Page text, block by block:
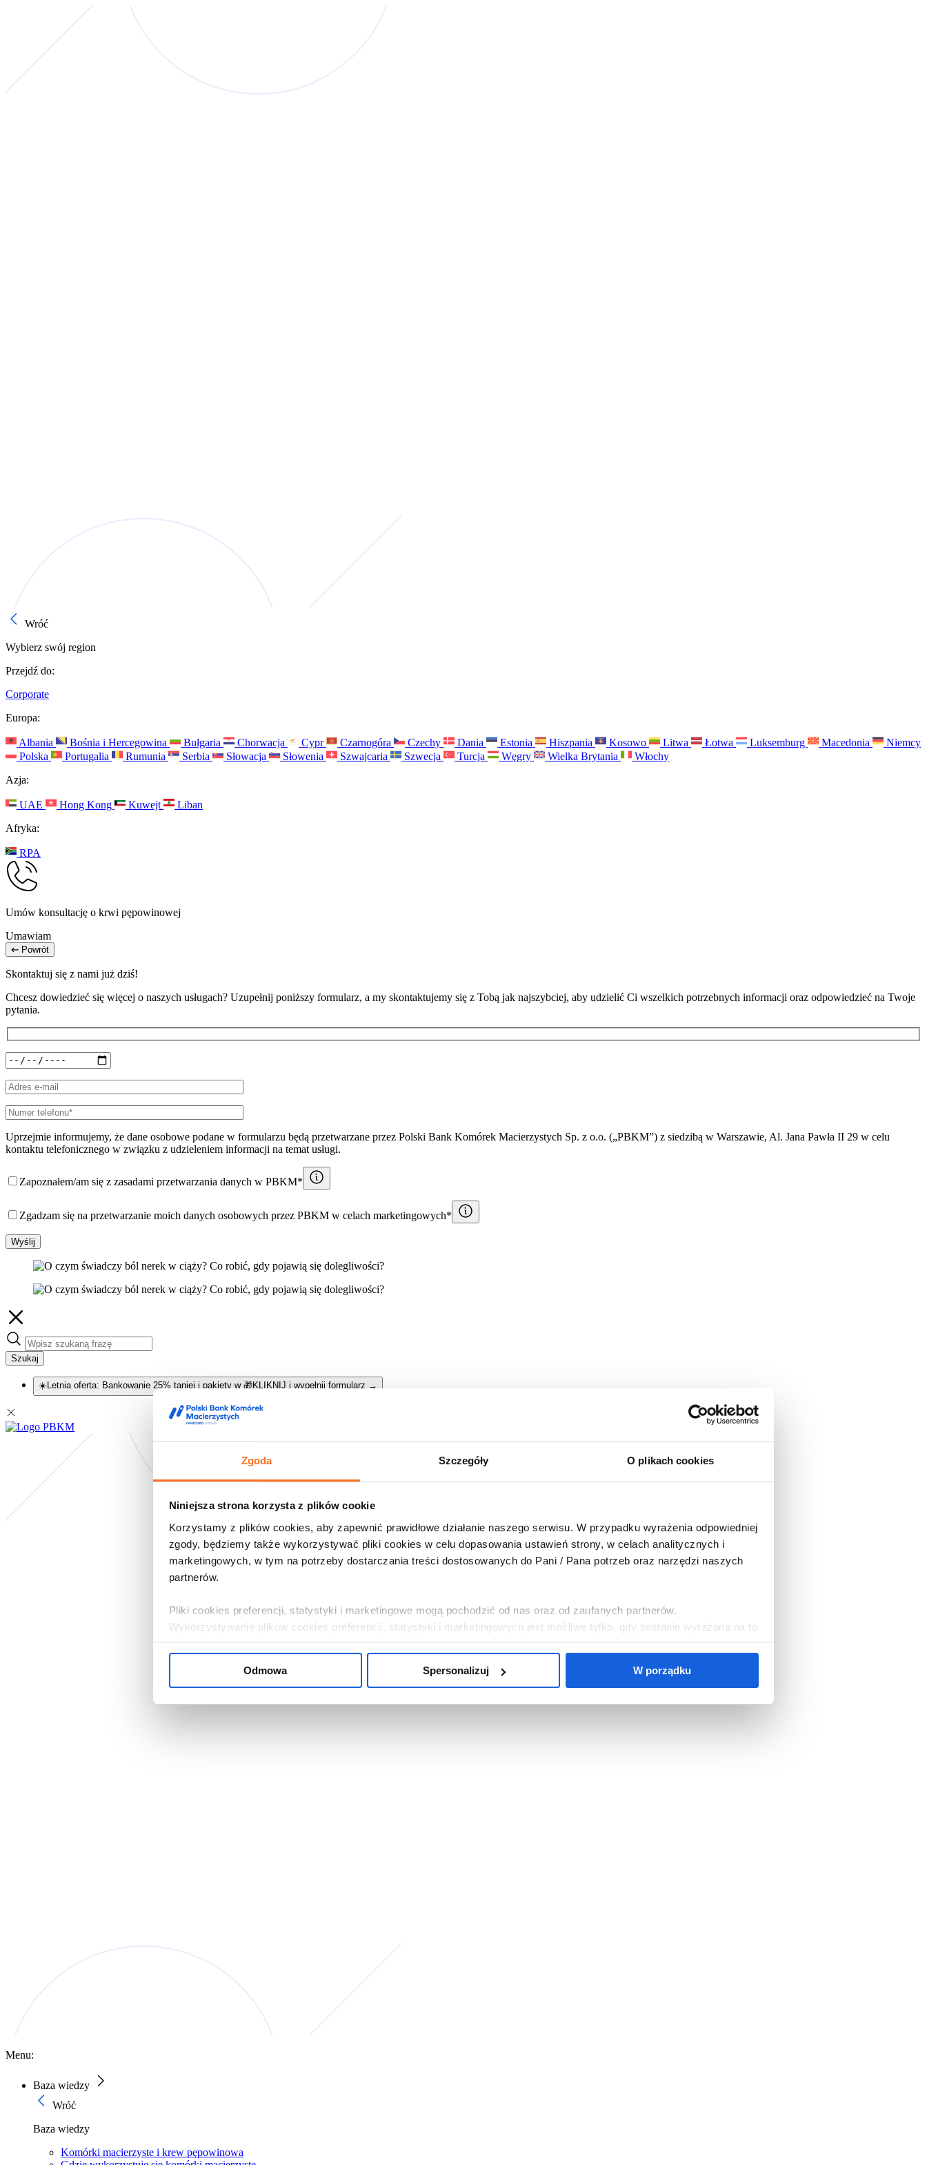
Zgoda Szczegóły O plikach cookies
Niniejsza strona korzysta z plików cookie
Korzystamy z plików cookies, aby zapewnić prawidłowe działanie naszego serwisu. W przypadku wyrażenia odpowiedniej
zgody, będziemy także wykorzystywać pliki cookies w celu dopasowania ustawień strony, w celach analitycznych i
marketingowych, w tym na potrzeby dostarczania treści dostosowanych do Pani / Pana potrzeb oraz narzędzi naszych
partnerów.
Pliki cookies preferencji, statystyki i marketingowe mogą pochodzić od nas oraz od zaufanych partnerów.
Wykorzystywanie plików cookies preferencji, statystyki i marketingowych jest możliwe tylko, gdy zostanie wyrażona na to
zgoda.
Jeżeli zgadza się Pani / Pan, abyśmy instalowali na Pani / Pana urządzeniu wszystkie pliki cookies, należy wybrać
Odmowa Spersonalizuj W porządku
Wróć
Wybierz swój region
Przejdź do:
Corporate
Europa:
Albania Bośnia i Hercegowina Bułgaria Chorwacja Cypr Czarnogóra Czechy Dania Estonia Hiszpania Kosowo Litwa Łotwa Luksemburg Macedonia
Niemcy
Polska
Portugalia Rumunia Serbia Słowacja Słowenia Szwajcaria Szwecja Turcja Węgry Wielka Brytania
Włochy
Azja:
UAE Hong Kong Kuwejt
Liban
Afryka:
RPA
Umów konsultację o krwi pępowinowej
Umawiam
Powrót
Skontaktuj się z nami już dziś!
Chcesz dowiedzieć się więcej o naszych usługach? Uzupełnij poniższy formularz, a my skontaktujemy się z Tobą jak najszybciej, aby udzielić Ci wszelkich potrzebnych informacji oraz odpowiedzieć na Twoje
pytania.
Uprzejmie informujemy, że dane osobowe podane w formularzu będą przetwarzane przez Polski Bank Komórek Macierzystych Sp. z o.o. („PBKM”) z siedzibą w Warszawie, Al. Jana Pawła II 29 w celu
kontaktu telefonicznego w związku z udzieleniem informacji na temat usługi.
Zapoznałem/am się z zasadami przetwarzania danych w PBKM*
Zgadzam się na przetwarzanie moich danych osobowych przez PBKM w celach marketingowych*
Wyślij
Szukaj
☀️Letnia oferta: Bankowanie 25% taniej i pakiety w 🎁KLIKNIJ i wypełnij formularz →
Menu:
Baza wiedzy
Wróć
Baza wiedzy
Komórki macierzyste i krew pępowinowa